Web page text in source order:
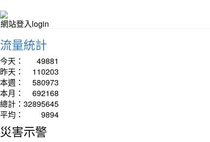
網站登入login
流量統計
今天：
49881
昨天：
110203
本週：
580973
本月：
692168
總計： 32895645
平均：
9894
災害示警